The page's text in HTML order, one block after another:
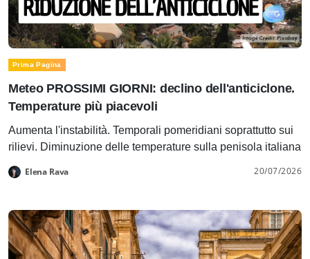
Prima Pagina
Meteo PROSSIMI GIORNI: declino dell'anticiclone.
Temperature più piacevoli
Aumenta l'instabilità. Temporali pomeridiani soprattutto sui
rilievi. Diminuzione delle temperature sulla penisola italiana
Elena Rava 20/07/2026